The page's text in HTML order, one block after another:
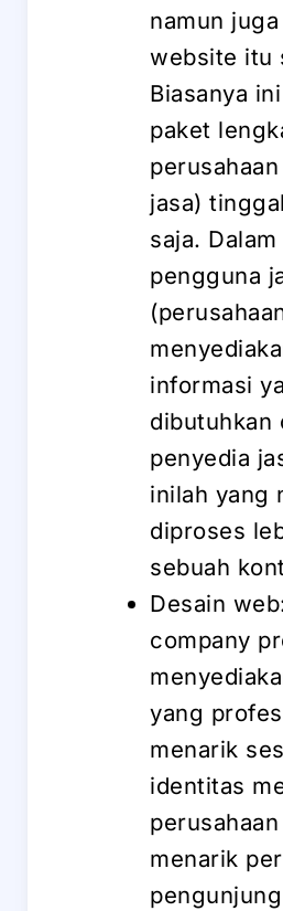
namun
website itu
Biasanya
paket
jasa)
saja.
pengguna
informasi
dibutuhkan
penyedia
inilah yang
diproses
sebuah
Desain
company
yang
menarik
identitas
menarik